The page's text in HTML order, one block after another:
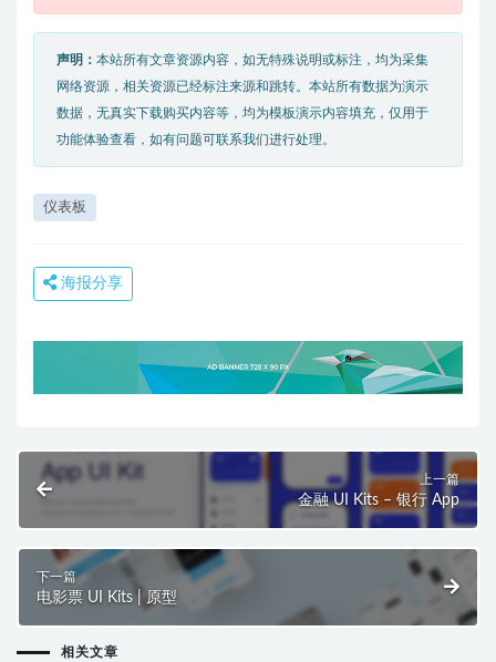
声明： 本站所有文章资源内容，如无特殊说明或标注，均为采集
网络资源，相关资源已经标注来源和跳转。本站所有数据为演示
数据，无真实下载购买内容等，均为模板演示内容填充，仅用于
功能体验查看，如有问题可联系我们进行处理。
仪表板
海报分享
上一篇
金融 UI Kits – 银行 App
下一篇
电影票 UI Kits | 原型
相关文章